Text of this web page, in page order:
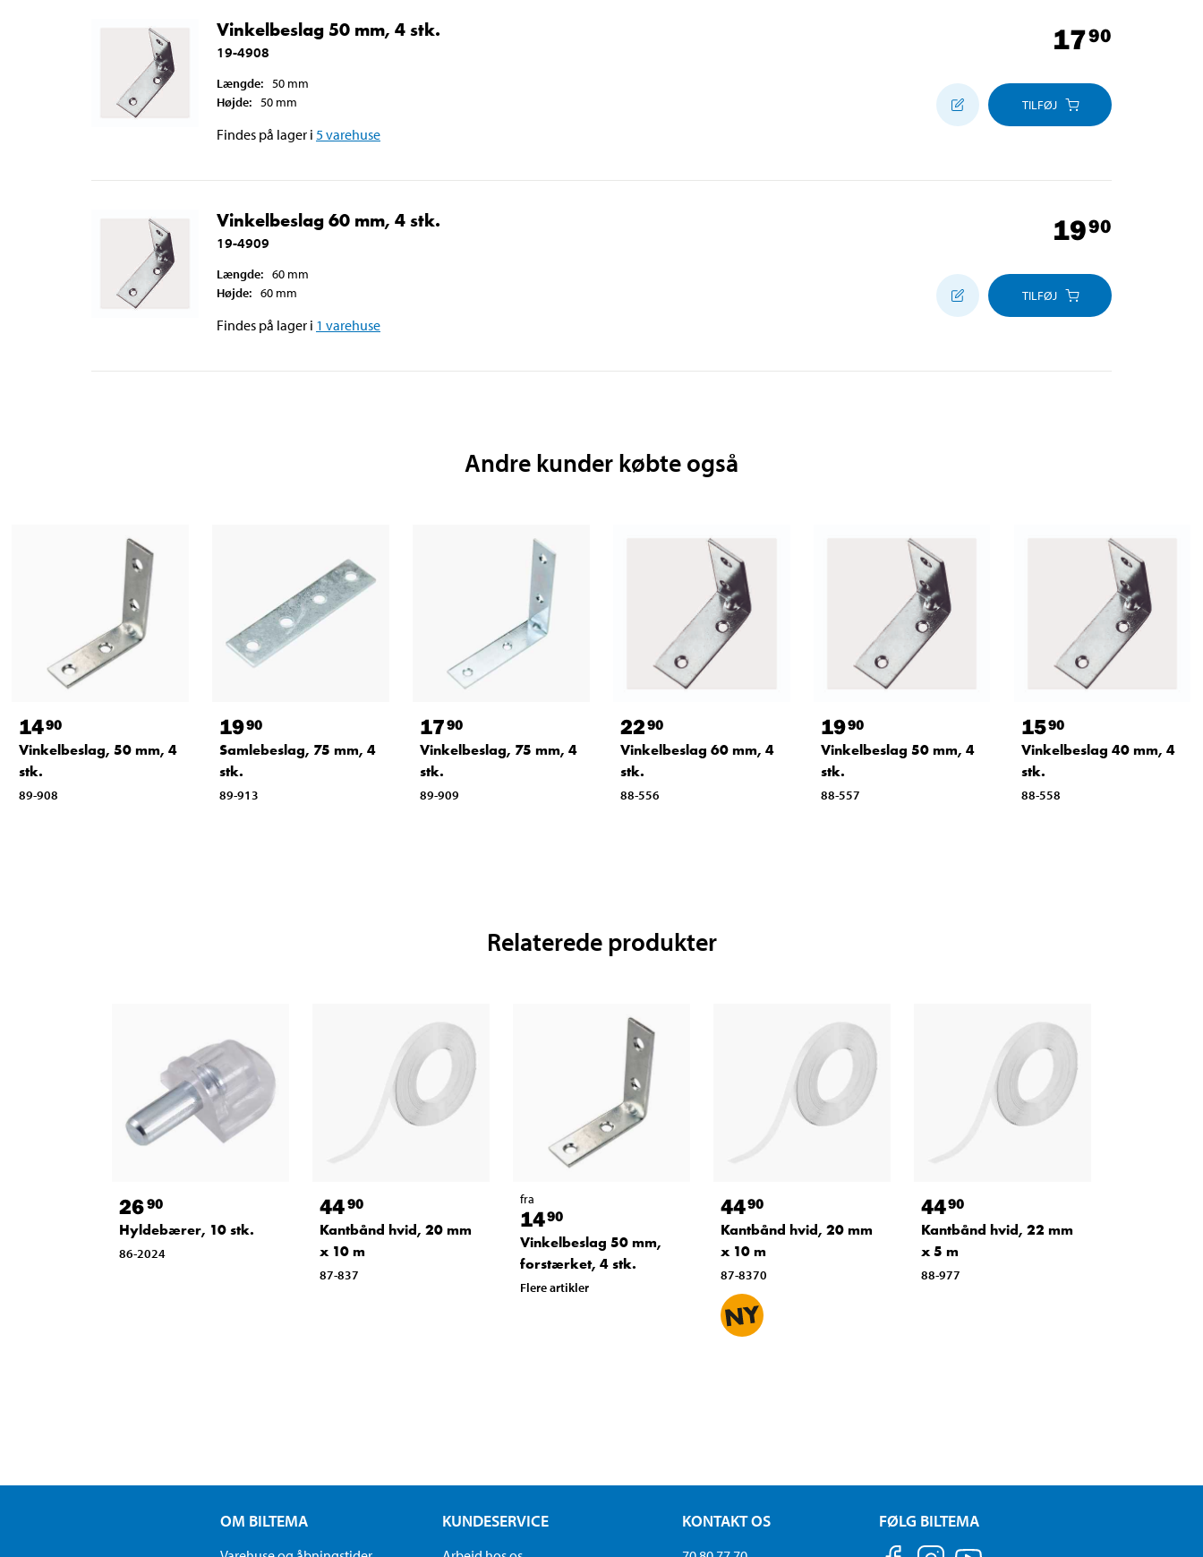
Vinkelbeslag 50 mm, 4 stk.
19-4908
Længde: 50 mm
Højde: 50 mm
Findes på lager i 5varehuse
1790
TILFØJ
Vinkelbeslag 60 mm, 4 stk.
19-4909
Længde: 60 mm
Højde: 60 mm
Findes på lager i 1 varehuse
1990
TILFØJ
Andre kunder købte også
1490
Vinkelbeslag, 50 mm, 4
stk.
89-908
1990
Samlebeslag, 75 mm, 4
stk.
89-913
1790
Vinkelbeslag, 75 mm, 4
stk.
89-909
2290
Vinkelbeslag 60 mm, 4
stk.
88-556
1990
Vinkelbeslag 50 mm, 4
stk.
88-557
1590
Vinkelbeslag 40 mm, 4
stk.
88-558
Relaterede produkter
2690
Hyldebærer, 10 stk.
86-2024
4490
Kantbånd hvid, 20 mm
x 10 m
87-837
fra
1490
Vinkelbeslag 50 mm,
forstærket, 4 stk.
Flere artikler
4490
Kantbånd hvid, 20 mm
x 10 m
87-8370
4490
Kantbånd hvid, 22 mm
x 5 m
88-977
OM BILTEMA KUNDESERVICE KONTAKT OS FØLG BILTEMA